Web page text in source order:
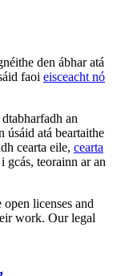
den ábhar atá
faoi eisceacht nó
an
úsáid atá beartaithe
cearta eile, cearta
gcás, teorainn ar an
licenses and
work. Our legal